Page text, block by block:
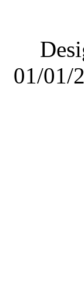
01/01/